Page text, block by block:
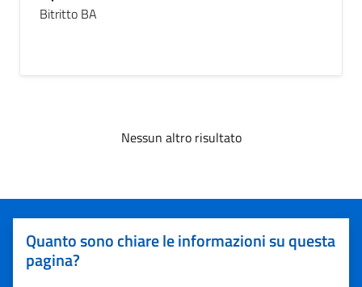
Bitritto BA
Nessun altro risultato
Quanto sono chiare le informazioni su questa
pagina?